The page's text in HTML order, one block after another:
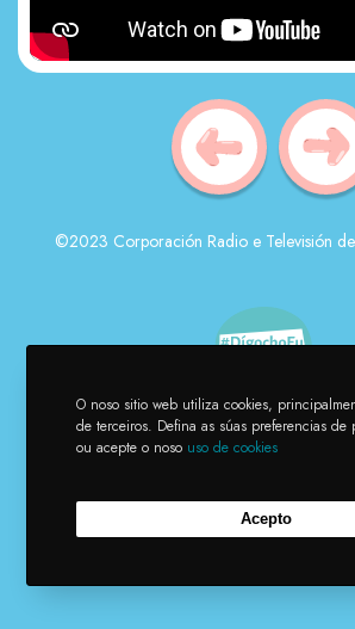
©2023 Corporación Radio e Televisión
O noso sitio web utiliza cookies,
de terceiros. Defina as súas preferencias
ou acepte o noso uso de cookies
Acepto